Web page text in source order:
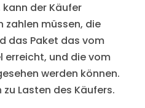
der Käufer
zahlen müssen, die
das Paket das vom
erreicht, und die vom
werden können.
Lasten des Käufers.